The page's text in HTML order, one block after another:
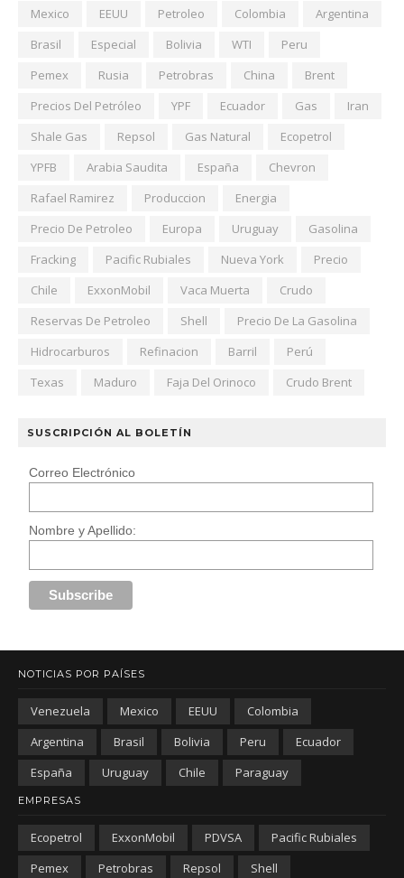
Mexico
EEUU Petroleo Colombia
Argentina
Brasil
Especial Bolivia WTI
Peru
Pemex
Rusia Petrobras China
Brent
Precios Del Petróleo
YPF Ecuador Gas
Iran
Shale Gas
Repsol Gas Natural
Ecopetrol
YPFB
Arabia Saudita España
Chevron
Rafael Ramirez
Produccion
Energia
Precio De Petroleo
Europa Uruguay
Gasolina
Fracking
Pacific Rubiales Nueva York
Precio
Chile
ExxonMobil Vaca Muerta
Crudo
Reservas De Petroleo
Shell
Precio De La Gasolina
Hidrocarburos
Refinacion Barril
Perú
Texas
Maduro Faja Del Orinoco Crudo Brent
SUSCRIPCIÓN AL BOLETÍN
Correo Electrónico
Nombre y Apellido:
NOTICIAS POR PAÍSES
Venezuela Mexico EEUU
Colombia
Argentina
Brasil Bolivia Peru
Ecuador
España
Uruguay Chile Paraguay
EMPRESAS
Ecopetrol ExxonMobil PDVSA
Pacific Rubiales
Pemex
Petrobras Repsol
Shell